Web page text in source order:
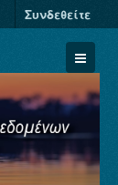
Συνδεθείτε